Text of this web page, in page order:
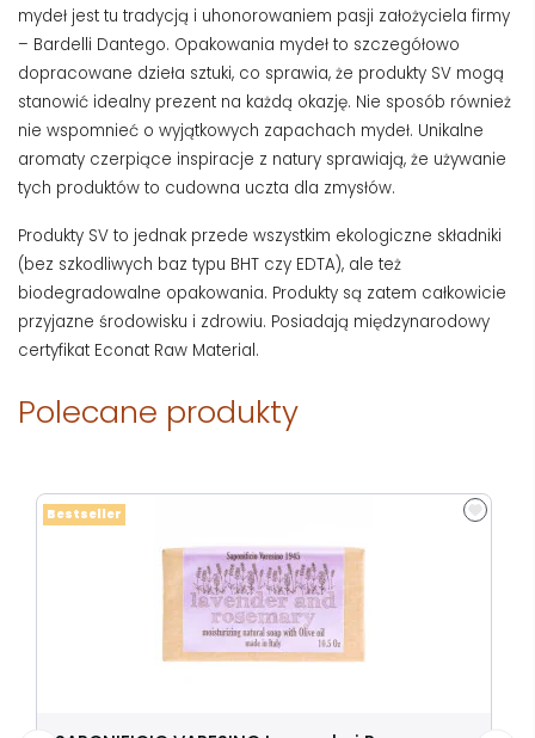
mydeł jest tu tradycją i uhonorowaniem pasji założyciela firmy
– Bardelli Dantego. Opakowania mydeł to szczegółowo
dopracowane dzieła sztuki, co sprawia, że produkty SV mogą
stanowić idealny prezent na każdą okazję. Nie sposób również
nie wspomnieć o wyjątkowych zapachach mydeł. Unikalne
aromaty czerpiące inspiracje z natury sprawiają, że używanie
tych produktów to cudowna uczta dla zmysłów.
Produkty SV to jednak przede wszystkim ekologiczne składniki
(bez szkodliwych baz typu BHT czy EDTA), ale też
biodegradowalne opakowania. Produkty są zatem całkowicie
przyjazne środowisku i zdrowiu. Posiadają międzynarodowy
certyfikat Econat Raw Material.
Polecane produkty
Bestseller